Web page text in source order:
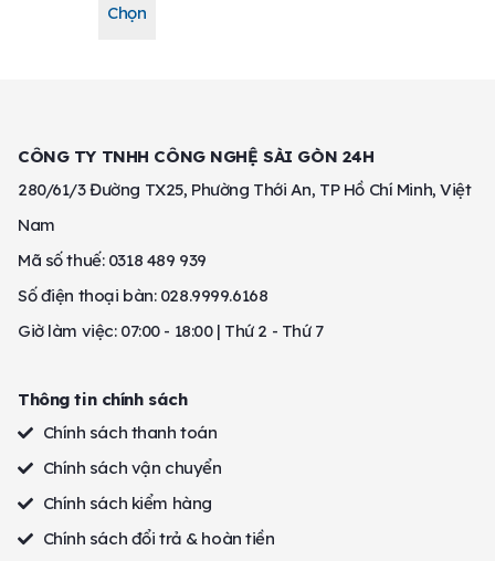
Chọn
CÔNG TY TNHH CÔNG NGHỆ SÀI GÒN 24H
280/61/3 Đường TX25, Phường Thới An, TP Hồ Chí Minh, Việt
Nam
Mã số thuế: 0318 489 939
Số điện thoại bàn: 028.9999.6168
Giờ làm việc: 07:00 - 18:00 | Thứ 2 - Thứ 7
Thông tin chính sách
Chính sách thanh toán
Chính sách vận chuyển
Chính sách kiểm hàng
Chính sách đổi trả & hoàn tiền